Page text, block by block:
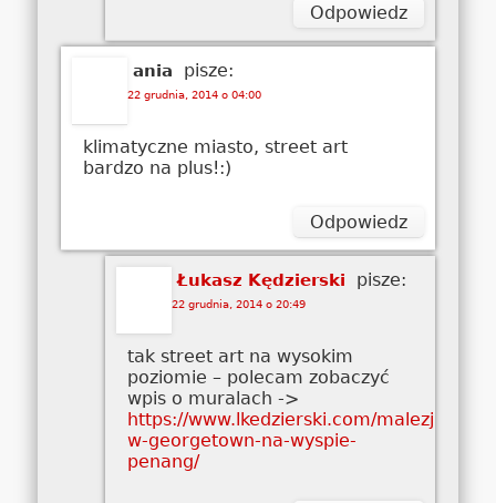
Odpowiedz
ania pisze:
22 grudnia, 2014 o 04:00
klimatyczne miasto, street art
bardzo na plus!:)
Odpowiedz
Łukasz Kędzierski pisze:
22 grudnia, 2014 o 20:49
tak street art na wysokim
poziomie – polecam zobaczyć
wpis o muralach ->
https://www.lkedzierski.com/malezja/
w-georgetown-na-wyspie-
penang/